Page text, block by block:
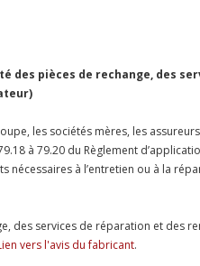
des pièces de rechange, des
les sociétés mères, les
à 79.20 du Règlement
à l’entretien ou à la
services de réparation et des
vers l'avis du fabricant.